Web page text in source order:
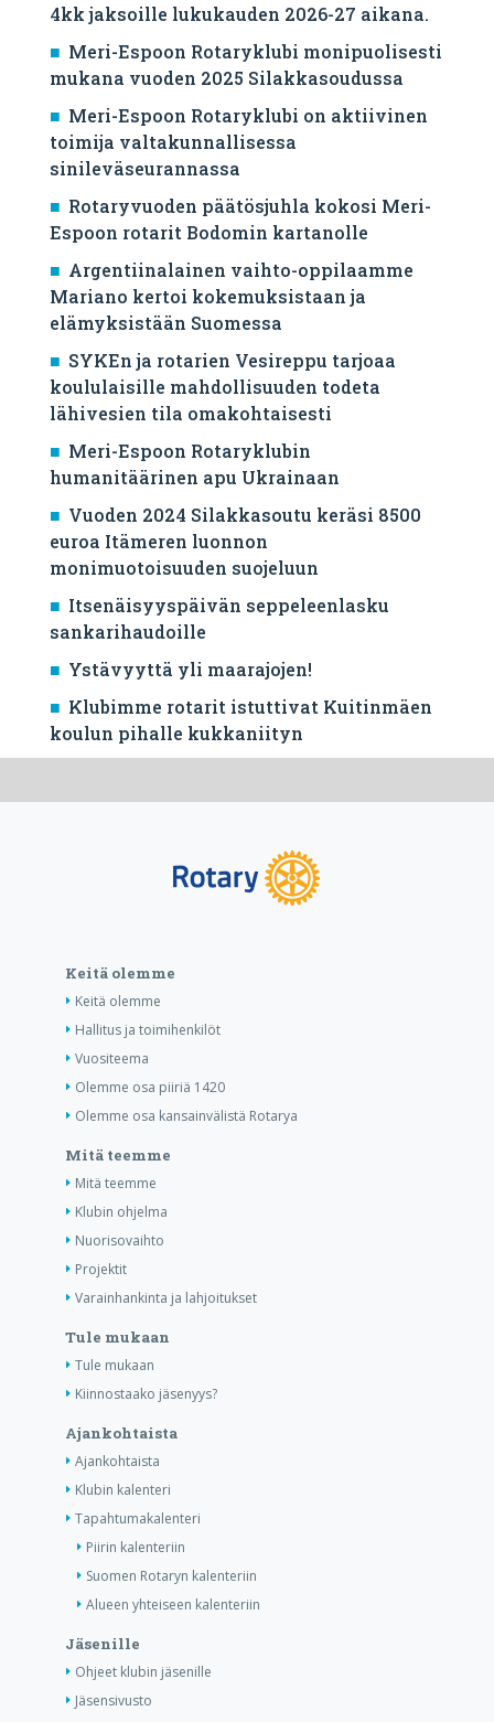
4kk jaksoille lukukauden 2026-27 aikana.
Meri-Espoon Rotaryklubi monipuolisesti
mukana vuoden 2025 Silakkasoudussa
Meri-Espoon Rotaryklubi on aktiivinen
toimija valtakunnallisessa
sinileväseurannassa
Rotaryvuoden päätösjuhla kokosi Meri-
Espoon rotarit Bodomin kartanolle
Argentiinalainen vaihto-oppilaamme
Mariano kertoi kokemuksistaan ja
elämyksistään Suomessa
SYKEn ja rotarien Vesireppu tarjoaa
koululaisille mahdollisuuden todeta
lähivesien tila omakohtaisesti
Meri-Espoon Rotaryklubin
humanitäärinen apu Ukrainaan
Vuoden 2024 Silakkasoutu keräsi 8500
euroa Itämeren luonnon
monimuotoisuuden suojeluun
Itsenäisyyspäivän seppeleenlasku
sankarihaudoille
Ystävyyttä yli maarajojen!
Klubimme rotarit istuttivat Kuitinmäen
koulun pihalle kukkaniityn
Keitä olemme
Keitä olemme
Hallitus ja toimihenkilöt
Vuositeema
Olemme osa piiriä 1420
Olemme osa kansainvälistä Rotarya
Mitä teemme
Mitä teemme
Klubin ohjelma
Nuorisovaihto
Projektit
Varainhankinta ja lahjoitukset
Tule mukaan
Tule mukaan
Kiinnostaako jäsenyys?
Ajankohtaista
Ajankohtaista
Klubin kalenteri
Tapahtumakalenteri
Piirin kalenteriin
Suomen Rotaryn kalenteriin
Alueen yhteiseen kalenteriin
Jäsenille
Ohjeet klubin jäsenille
Jäsensivusto